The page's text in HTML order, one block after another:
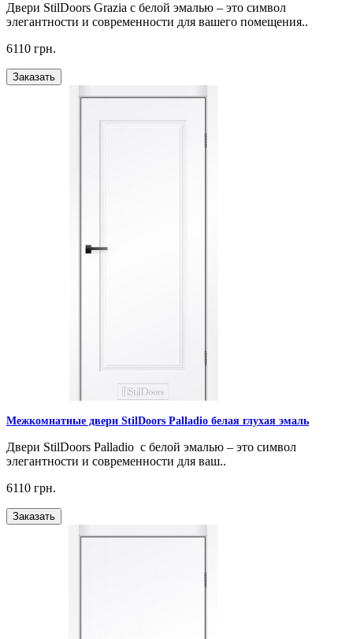
Двери StilDoors Grazia с белой эмалью – это символ
элегантности и современности для вашего помещения..
6110 грн.
Заказать
Межкомнатные двери StilDoors Palladio белая глухая эмаль
Двери StilDoors Palladio с белой эмалью – это символ
элегантности и современности для ваш..
6110 грн.
Заказать